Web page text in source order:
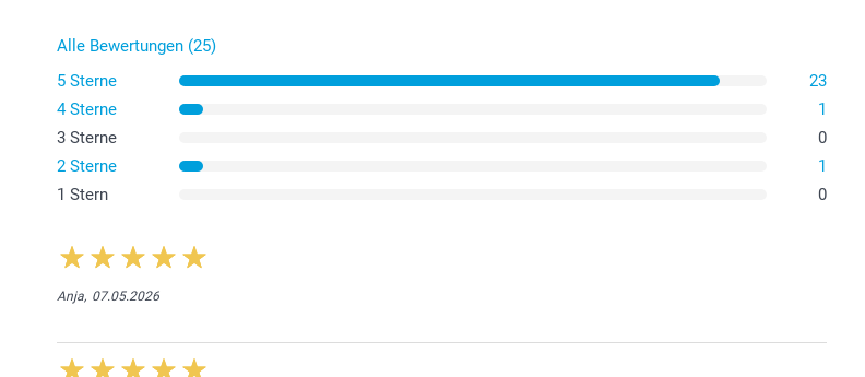
Alle Bewertungen (25)
5 Sterne
23
4 Sterne
1
3 Sterne
0
2 Sterne
1
1 Stern
0
Anja, 07.05.2026